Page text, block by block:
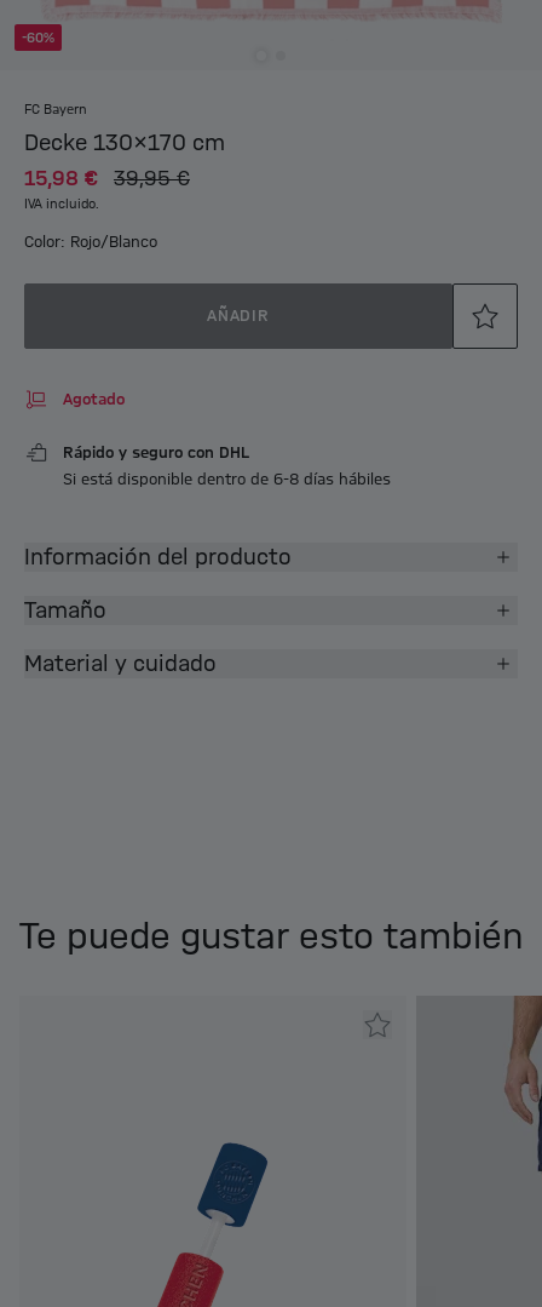
-60%
FC Bayern
Decke 130x170 cm
15,98 € 39,95 €
IVA incluido.
Color: Rojo/Blanco
AÑADIR
Agotado
Rápido y seguro con DHL
Si está disponible dentro de 6-8 días hábiles
Información del producto
Tamaño
Material y cuidado
Te puede gustar esto también